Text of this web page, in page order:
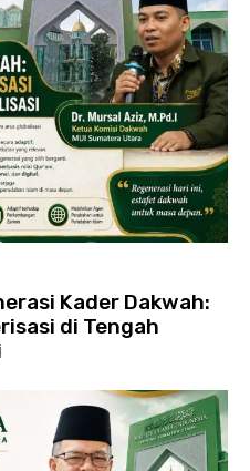
Kader Dakwah:
di Tengah